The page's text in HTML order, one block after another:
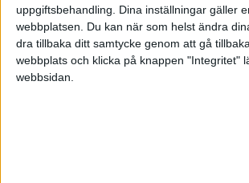
uppgiftsbehandling. Dina inställningar gäller
webbplatsen. Du kan när som helst ändra
dra tillbaka ditt samtycke genom att gå
webbplats och klicka på knappen "Integritet"
webbsidan.
Svar i Allmänt
Interventus Media - Din framtida Webb &
Reklambyrå
i Presentera dig och ditt företag